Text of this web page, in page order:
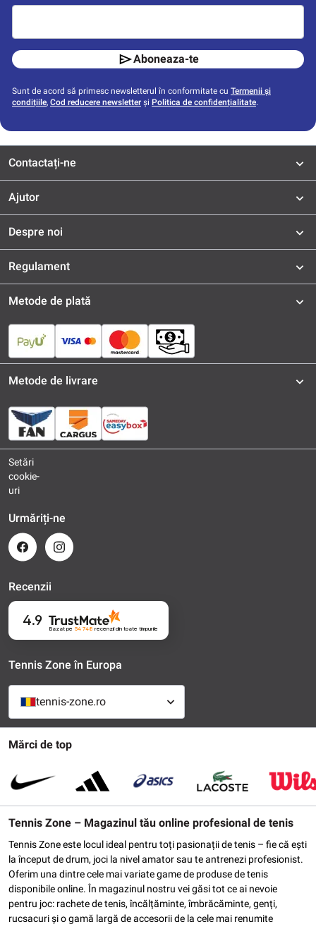
Aboneaza-te
Sunt de acord să primesc newsletterul în conformitate cu Termenii și
condițiile, Cod reducere newsletter și Politica de confidențialitate.
Contactați-ne
Ajutor
Despre noi
Regulament
Mărci de top
Tennis Zone – Magazinul tău online profesional de tenis
Tennis Zone este locul ideal pentru toți pasionații de tenis – fie că ești
la început de drum, joci la nivel amator sau te antrenezi profesionist.
Oferim una dintre cele mai variate game de produse de tenis
disponibile online. În magazinul nostru vei găsi tot ce ai nevoie
pentru joc: rachete de tenis, încălțăminte, îmbrăcăminte, genți,
rucsacuri și o gamă largă de accesorii de la cele mai renumite
Metode de plată
Metode de livrare
Setări
cookie-
uri
Urmăriți-ne
Recenzii
4.9
Bazat pe 54 748 recenziidin toate timpurile
Tennis Zone în Europa
tennis-zone.ro